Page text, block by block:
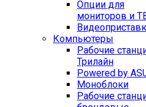
Опции для
мониторов и
Компьютеры
Рабочие
Трилайн
Powered by
Моноблоки
Рабочие